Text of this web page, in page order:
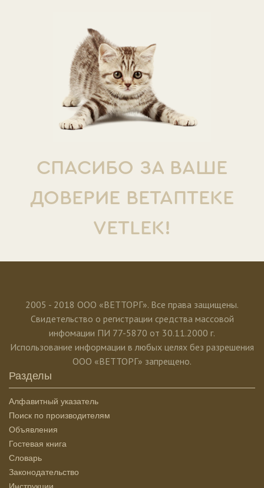
СПАСИБО ЗА ВАШЕ
ДОВЕРИЕ ВЕТАПТЕКЕ
VETLEK!
2005 - 2018 ООО «ВЕТТОРГ». Все права защищены.
Свидетельство о регистрации средства массовой
инфомации ПИ 77-5870 от 30.11.2000 г.
Использование информации в любых целях без разрешения
ООО «ВЕТТОРГ» запрещено.
Разделы
Алфавитный указатель
Поиск по производителям
Объявления
Гостевая книга
Словарь
Законодательство